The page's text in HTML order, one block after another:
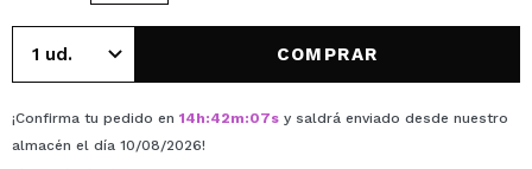
COMPRAR
¡Confirma tu pedido en 14h:42m:07s y saldrá enviado desde nuestro
almacén el día 10/08/2026!